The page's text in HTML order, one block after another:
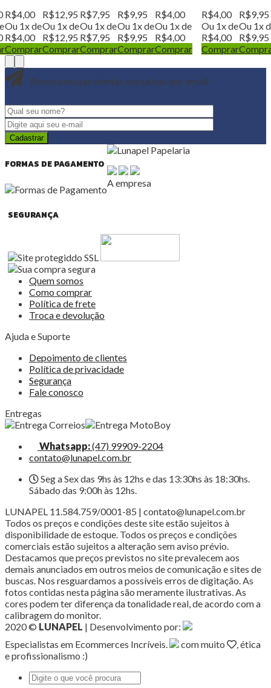
R$4,00
Ou 1x de
R$4,00
Comprar
R$12,95
Ou 1x de
R$12,95
Comprar
R$7,95
Ou 1x de
R$7,95
Comprar
R$9,95
Ou 1x de
R$9,95
Comprar
R$4,00
Ou 1x de
R$4,00
Comprar
R$4,00
Ou 1x de
R$4,00
Comprar
R$9,95
Ou 1x
R$9,95
Receba nossas ofertas exclusivas por email:
FORMAS DE PAGAMENTO
SEGURANÇA
A empresa
Quem somos
Como comprar
Política de frete
Troca e devolução
Ajuda e Suporte
Depoimento de clientes
Política de privacidade
Segurança
Fale conosco
Entregas
Whatsapp:(47) 99909-2204
contato@lunapel.com.br
Seg a Sex das 9hs às 12hs e das 13:30hs às 18:30hs.
Sábado das 9:00h às 12hs.
LUNAPEL 11.584.759/0001-85 | contato@lunapel.com.br
Todos os preços e condições deste site estão sujeitos à
disponibilidade de estoque. Todos os preços e condições
comerciais estão sujeitos a alteração sem aviso prévio.
Destacamos que preços previstos no site prevalecem aos
demais anunciados em outros meios de comunicação e sites de
buscas. Nos resguardamos a possíveis erros de digitação. As
fotos contidas nesta página são meramente ilustrativas. As
cores podem ter diferença da tonalidade real, de acordo com a
calibragem do monitor.
2020 © LUNAPEL | Desenvolvimento por:
Especialistas em Ecommerces Incríveis.
com muito
, ética
e profissionalismo :)
Pesquisar